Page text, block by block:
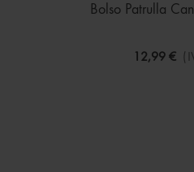
Bolso Patrulla
12,99 €